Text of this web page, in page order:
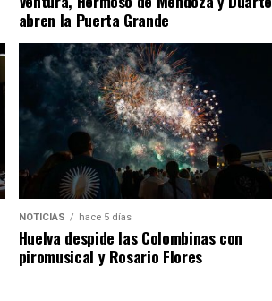
abren la Puerta Grande
NOTICIAS hace 5 días
Huelva despide las Colombinas con
piromusical y Rosario Flores